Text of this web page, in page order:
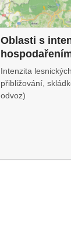
Oblasti s
Intenzita
přibližování,
odvoz)